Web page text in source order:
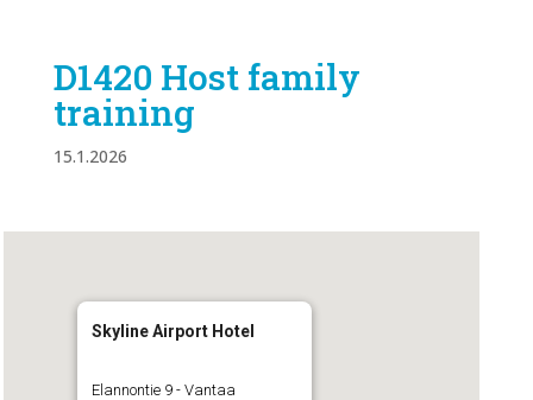
D1420 Host family
training
15.1.2026
Skyline Airport Hotel
Elannontie 9 - Vantaa